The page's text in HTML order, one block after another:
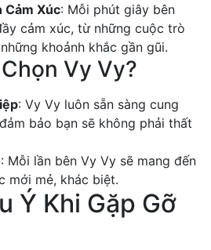
Cảm Xúc: Mỗi phút giây bên
cảm xúc, từ những cuộc trò
khoảnh khắc gần gũi.
Vy Vy?
: Vy Vy luôn sẵn sàng cung
bảo bạn sẽ không phải thất
: Mỗi lần bên Vy Vy sẽ mang đến
mới mẻ, khác biệt.
Ý Khi Gặp Gỡ